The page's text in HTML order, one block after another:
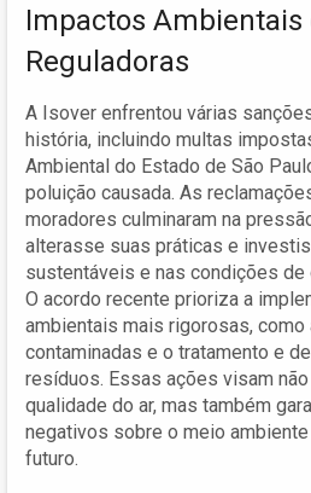
Impactos Ambientais
Reguladoras
A Isover enfrentou várias
história, incluindo multas
Ambiental do Estado de São
poluição causada. As
moradores culminaram na
alterasse suas práticas e
sustentáveis e nas condições de
O acordo recente prioriza a
ambientais mais rigorosas, como
contaminadas e o tratamento e
resíduos. Essas ações visam
qualidade do ar, mas também
negativos sobre o meio
futuro.